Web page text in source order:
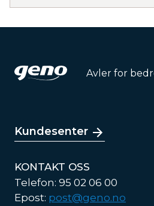
Avler for
Kundesenter
KONTAKT OSS
Telefon: 95 02 06 00
Epost: post@geno.no